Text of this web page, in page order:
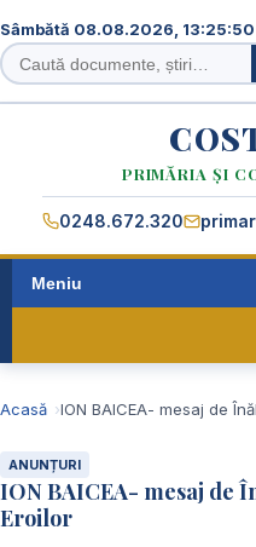
Sâmbătă 08.08.2026, 13:25:52
Caută
în
PRIMĂRIA ȘI
0248.672.320
Meniu
Acasă ION BAICEA- mesaj de
ANUNȚURI
ION BAICEA- mesaj de
Eroilor